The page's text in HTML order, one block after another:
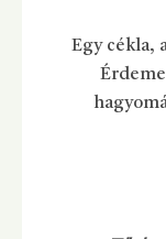
Egy cékla,